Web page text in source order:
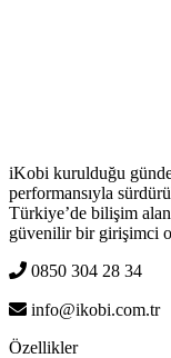
iKobi kurulduğu
performansıyla
Türkiye’de bilişim
güvenilir bir girişimci
0850 304 28 34
info@ikobi.com.tr
Özellikler